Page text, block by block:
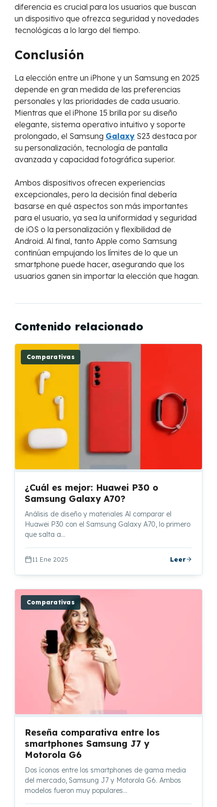
diferencia es crucial para los usuarios que buscan
un dispositivo que ofrezca seguridad y novedades
tecnológicas a lo largo del tiempo.
Conclusión
La elección entre un iPhone y un Samsung en 2025
depende en gran medida de las preferencias
personales y las prioridades de cada usuario.
Mientras que el iPhone 15 brilla por su diseño
elegante, sistema operativo intuitivo y soporte
prolongado, el Samsung Galaxy S23 destaca por
su personalización, tecnología de pantalla
avanzada y capacidad fotográfica superior.
Ambos dispositivos ofrecen experiencias
excepcionales, pero la decisión final debería
basarse en qué aspectos son más importantes
para el usuario, ya sea la uniformidad y seguridad
de iOS o la personalización y flexibilidad de
Android. Al final, tanto Apple como Samsung
continúan empujando los límites de lo que un
smartphone puede hacer, asegurando que los
usuarios ganen sin importar la elección que hagan.
Contenido relacionado
Comparativas
¿Cuál es mejor: Huawei P30 o
Samsung Galaxy A70?
Análisis de diseño y materiales Al comparar el
Huawei P30 con el Samsung Galaxy A70, lo primero
que salta a…
11 Ene 2025 Leer
Comparativas
Reseña comparativa entre los
smartphones Samsung J7 y
Motorola G6
Dos íconos entre los smartphones de gama media
del mercado, Samsung J7 y Motorola G6. Ambos
modelos fueron muy populares…